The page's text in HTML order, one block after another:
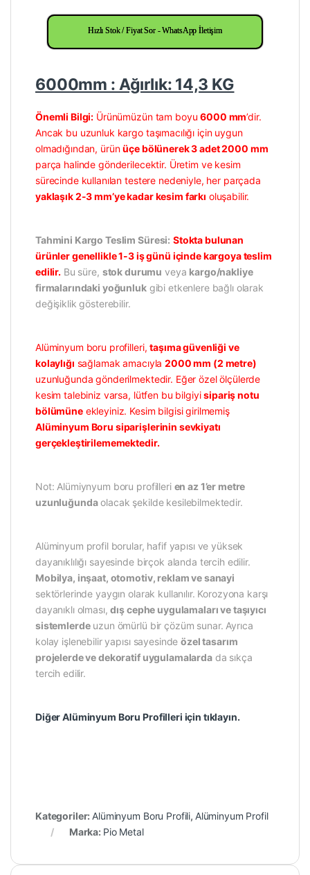
Hızlı Stok / Fiyat Sor - WhatsApp İletişim
6000mm : Ağırlık: 14,3 KG
Önemli Bilgi: Ürünümüzün tam boyu6000 mm’dir.
Ancak bu uzunluk kargo taşımacılığı için uygun
olmadığından, ürünüçe bölünerek 3 adet 2000 mm
parça halinde gönderilecektir. Üretim ve kesim
sürecinde kullanılan testere nedeniyle, her parçada
yaklaşık 2-3 mm’ye kadar kesim farkı oluşabilir.
Tahmini Kargo Teslim Süresi: Stokta bulunan
ürünler genellikle 1-3 iş günü içinde kargoya teslim
edilir. Bu süre, stok durumu veya kargo/nakliye
firmalarındaki yoğunlukgibi etkenlere bağlı olarak
değişiklik gösterebilir.
Alüminyum boru profilleri,taşıma güvenliği ve
kolaylığı sağlamak amacıyla2000 mm (2 metre)
uzunluğunda gönderilmektedir. Eğer özel ölçülerde
kesim talebiniz varsa, lütfen bu bilgiyisipariş notu
bölümüneekleyiniz. Kesim bilgisi girilmemiş
Alüminyum Boru siparişlerinin sevkiyatı
gerçekleştirilememektedir.
Not: Alümiynyum boru profilleri en az 1’er metre
uzunluğundaolacak şekilde kesilebilmektedir.
Alüminyum profil borular, hafif yapısı ve yüksek
dayanıklılığı sayesinde birçok alanda tercih edilir.
Mobilya, inşaat, otomotiv, reklam ve sanayi
sektörlerinde yaygın olarak kullanılır. Korozyona karşı
dayanıklı olması,dış cephe uygulamaları ve taşıyıcı
sistemlerdeuzun ömürlü bir çözüm sunar. Ayrıca
kolay işlenebilir yapısı sayesindeözel tasarım
projelerde ve dekoratif uygulamalardada sıkça
tercih edilir.
Diğer Alüminyum Boru Profilleri için tıklayın.
Kategoriler: Alüminyum Boru Profili, Alüminyum Profil
Marka: Pio Metal